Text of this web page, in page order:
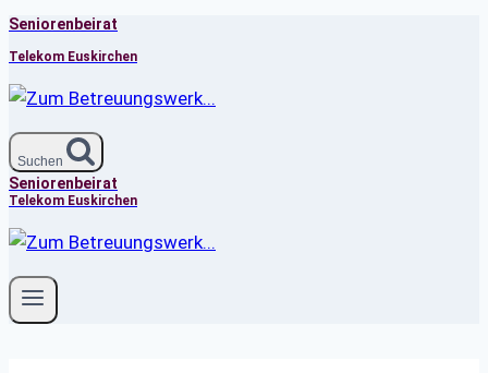
Zum
Inhalt
springen
Seniorenbeirat
Telekom Euskirchen
Suchen
Seniorenbeirat
Telekom Euskirchen